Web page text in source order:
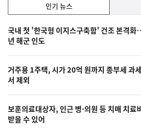
기,
최
신,
오
늘
의
영
상
인기 뉴스
기
뉴
스
국내 첫 '한국형 이지스구축함' 건조 본격
년 해군 인도
거주용 1주택, 시가 20억 원까지 종부세 과
서 제외
보훈의료대상자, 인근 병·의원 등 치매 치료
받을 수 있어